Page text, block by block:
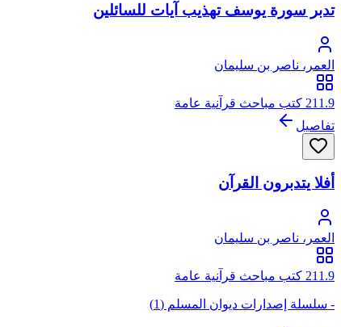
تدبر سورة يوسف تهذيب آيات للسائلين
العمر، ناصر بن سليمان
211.9 كتب مباحث قرآنية عامة
تفاصيل
أفلا يتدبرون القرآن
العمر، ناصر بن سليمان
211.9 كتب مباحث قرآنية عامة
- سلسلة إصدارات ديوان المسلم (1)